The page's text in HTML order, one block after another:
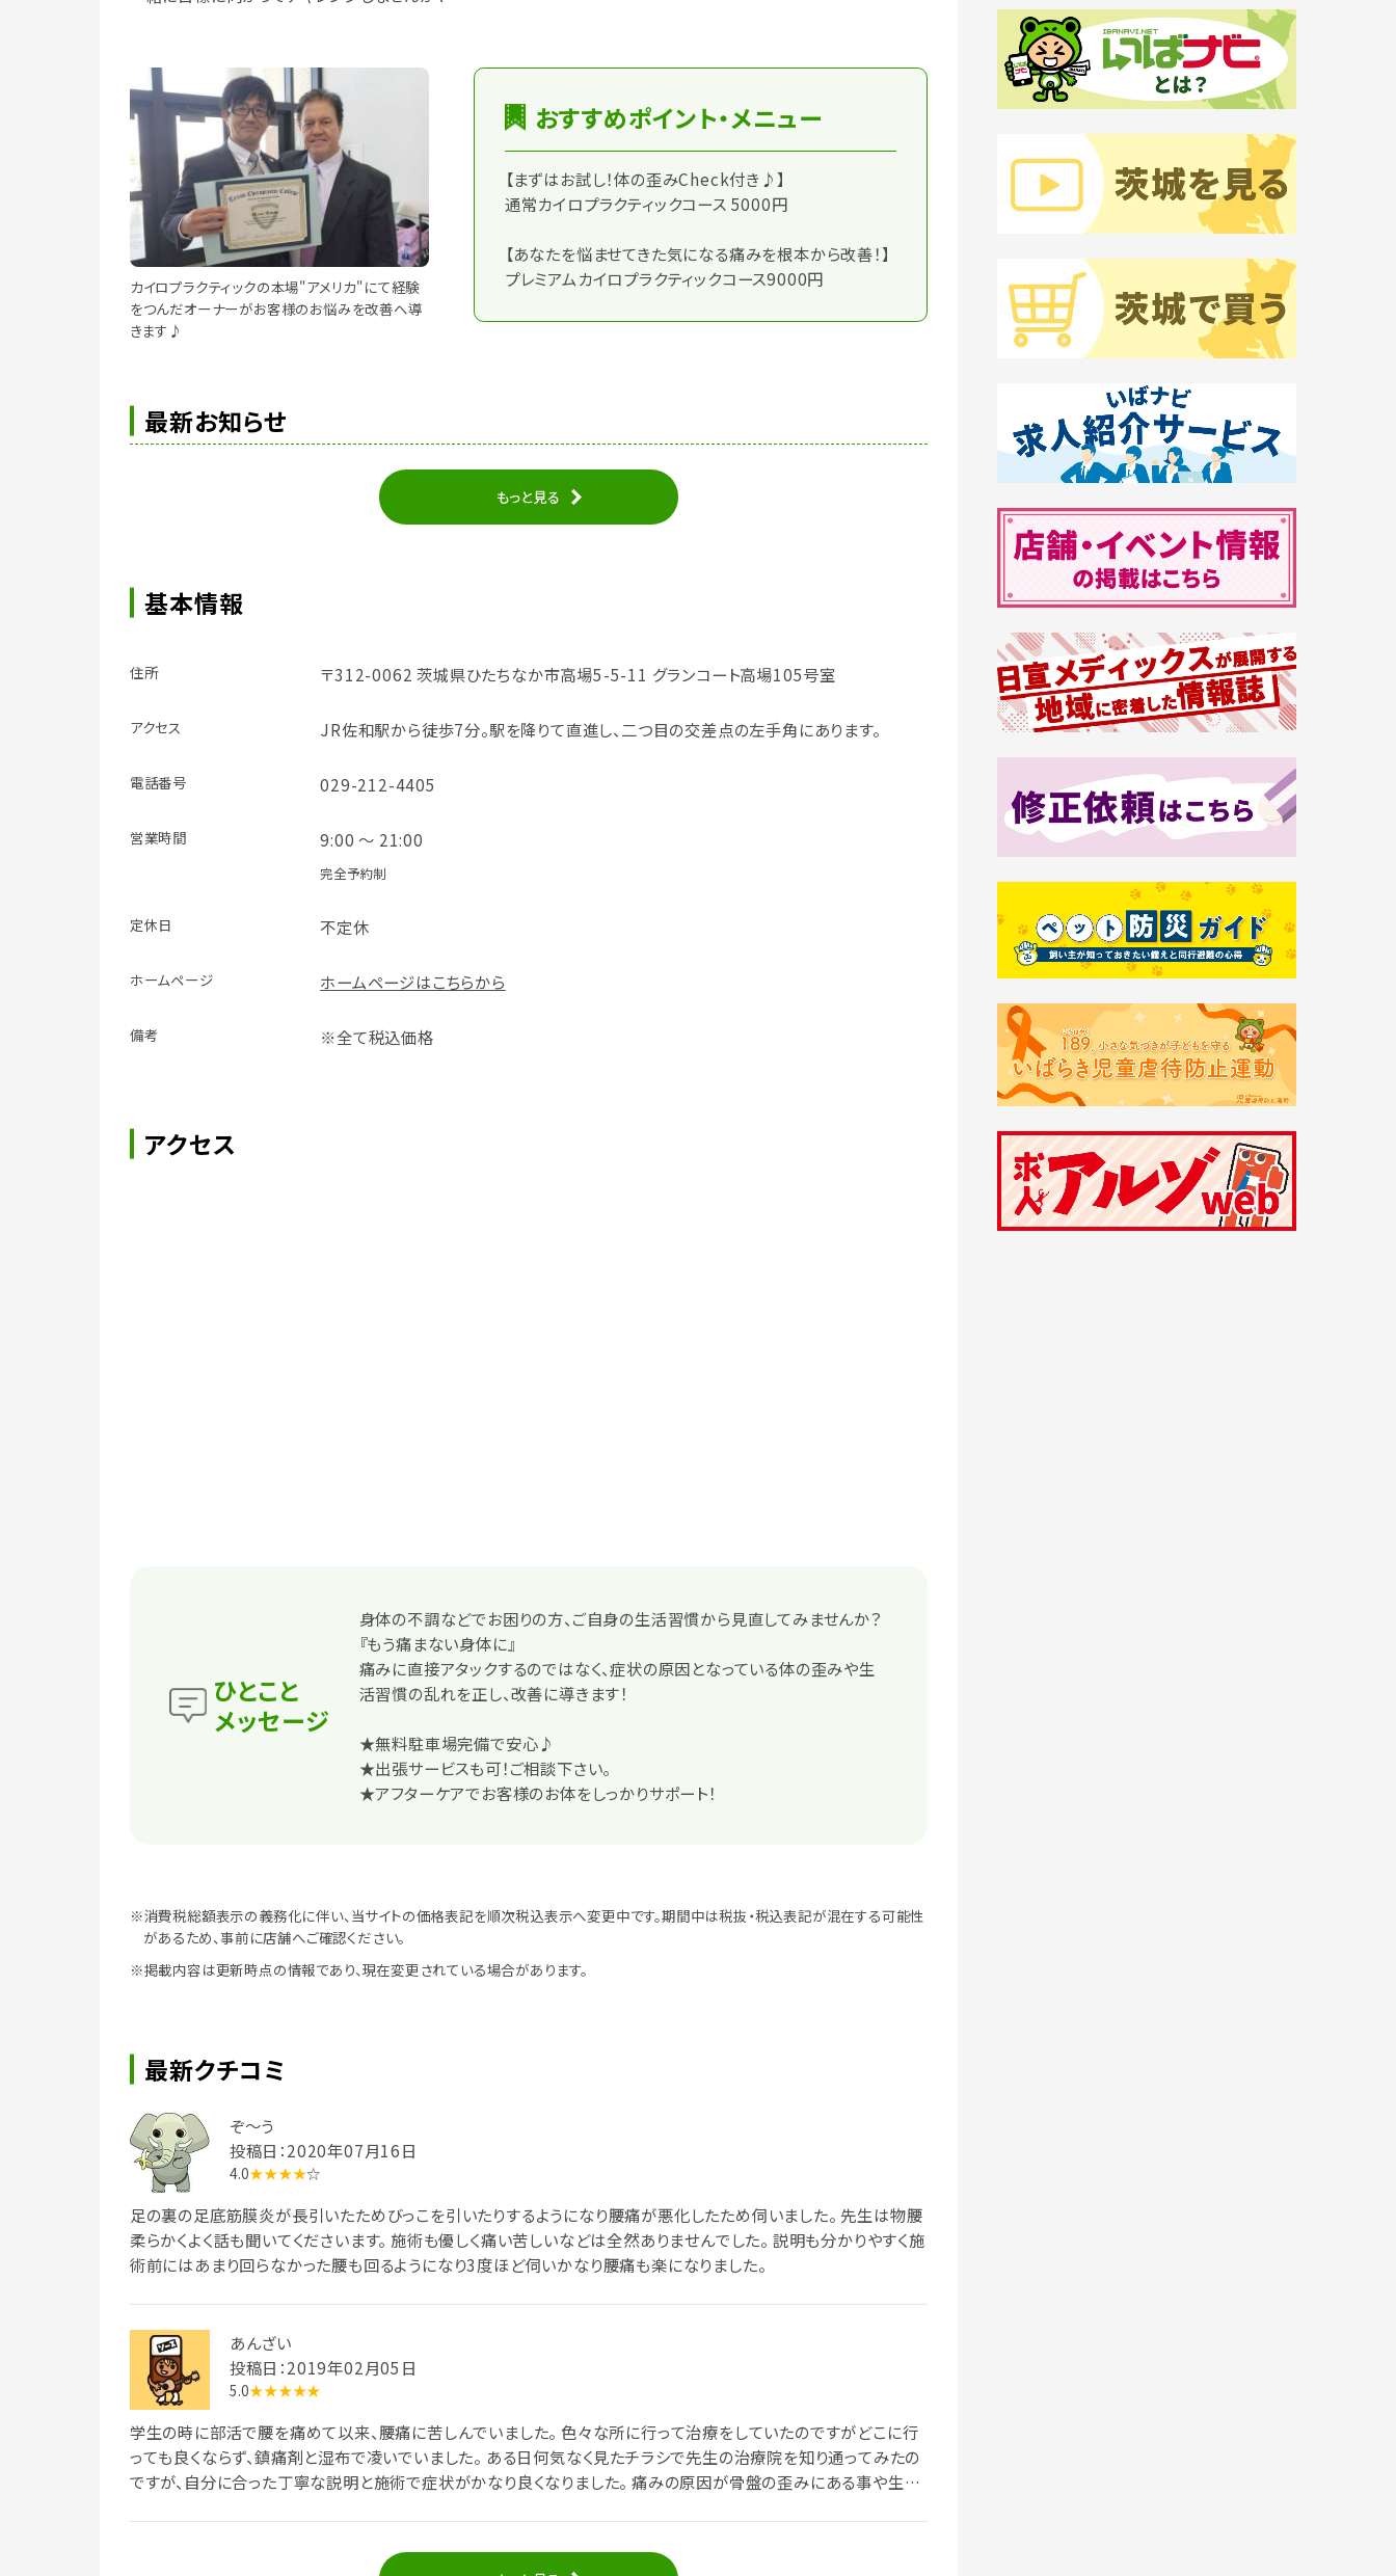
カイロプラクティックの本場"アメリカ"にて経験
をつんだオーナーがお客様のお悩みを改善へ導
きます♪
おすすめポイント・メニュー
【まずはお試し！体の歪みCheck付き♪】
通常カイロプラクティックコース 5000円
【あなたを悩ませてきた気になる痛みを根本から改善！】
プレミアムカイロプラクティックコース9000円
最新お知らせ
もっと見る
基本情報
住所 〒312-0062 茨城県ひたちなか市高場5-5-11 グランコート高場105号室
アクセス JR佐和駅から徒歩7分。駅を降りて直進し、二つ目の交差点の左手角にあります。
電話番号 029-212-4405
営業時間 9:00 ～ 21:00
完全予約制
定休日 不定休
ホームページ ホームページはこちらから
備考 ※全て税込価格
アクセス
ひとこと
メッセージ
身体の不調などでお困りの方、ご自身の生活習慣から見直してみませんか？
『もう痛まない身体に』
痛みに直接アタックするのではなく、症状の原因となっている体の歪みや生
活習慣の乱れを正し、改善に導きます！
★無料駐車場完備で安心♪
★出張サービスも可！ご相談下さい。
★アフターケアでお客様のお体をしっかりサポート！
※消費税総額表示の義務化に伴い、当サイトの価格表記を順次税込表示へ変更中です。期間中は税抜・税込表記が混在する可能性
があるため、事前に店舗へご確認ください。
※掲載内容は更新時点の情報であり、現在変更されている場合があります。
最新クチコミ
ぞ～う
投稿日：2020年07月16日
4.0★★★★☆
足の裏の足底筋膜炎が長引いたためびっこを引いたりするようになり腰痛が悪化したため伺いました。 先生は物腰
柔らかくよく話も聞いてくださいます。 施術も優しく痛い苦しいなどは全然ありませんでした。 説明も分かりやすく施
術前にはあまり回らなかった腰も回るようになり3度ほど伺いかなり腰痛も楽になりました。
あんざい
投稿日：2019年02月05日
5.0★★★★★
学生の時に部活で腰を痛めて以来、腰痛に苦しんでいました。 色々な所に行って治療をしていたのですがどこに行
っても良くならず、鎮痛剤と湿布で凌いでいました。 ある日何気なく見たチラシで先生の治療院を知り通ってみたの
ですが、自分に合った丁寧な説明と施術で症状がかなり良くなりました。 痛みの原因が骨盤の歪みにある事や生活